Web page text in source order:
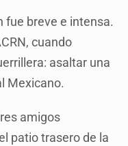
fue breve e intensa.
cuando
asaltar una
Mexicano.
amigos
patio trasero de la